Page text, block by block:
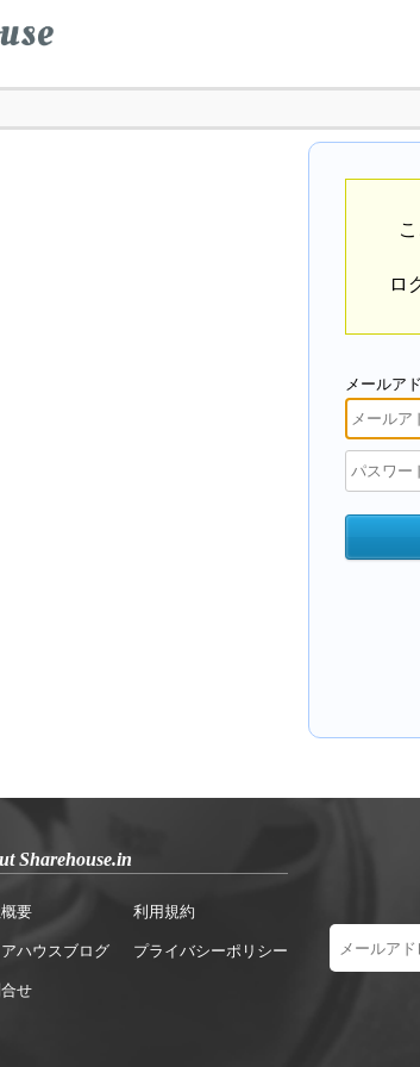
ロ
メールア
Sharehouse.in
要
ハウスブログ
せ
利用規約
プライバシーポリシー